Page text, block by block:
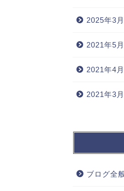
2025年3月
2021年5月
2021年4月
2021年3月
ブログ全